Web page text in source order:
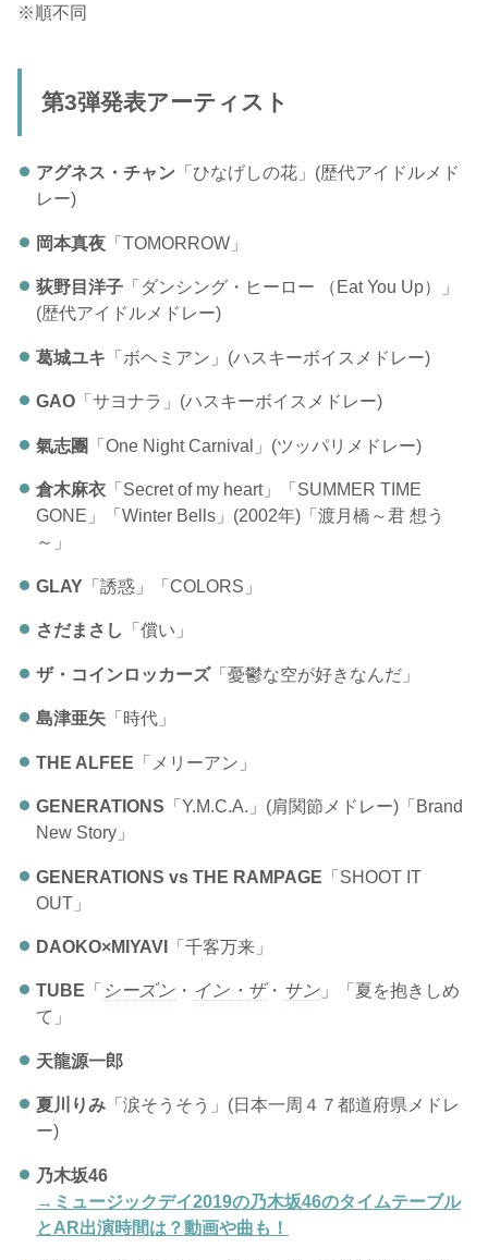
※順不同
第3弾発表アーティスト
アグネス・チャン「ひなげしの花」(歴代アイドルメド
レー)
岡本真夜「TOMORROW」
荻野目洋子「ダンシング・ヒーロー （Eat You Up）」
(歴代アイドルメドレー)
葛城ユキ 「ボヘミアン」(ハスキーボイスメドレー)
GAO「サヨナラ」(ハスキーボイスメドレー)
氣志團 「One Night Carnival」(ツッパリメドレー)
倉木麻衣「Secret of my heart」「SUMMER TIME
GONE」「Winter Bells」(2002年)「渡月橋～君 想う
～」
GLAY「誘惑」「COLORS」
さだまさし 「償い」
ザ・コインロッカーズ「憂鬱な空が好きなんだ」
島津亜矢「時代」
THE ALFEE 「メリーアン」
GENERATIONS 「Y.M.C.A.」(肩関節メドレー)「Brand
New Story」
GENERATIONS vs THE RAMPAGE 「SHOOT IT
OUT」
DAOKO×MIYAVI「千客万来」
TUBE 「 シーズン・ イン・ザ・ サン」「夏を抱きしめ
て」
天龍源一郎
夏川りみ「涙そうそう」(日本一周４７都道府県メドレ
ー)
乃木坂46
→ミュージックデイ2019の乃木坂46のタイムテーブル
とAR出演時間は？動画や曲も！